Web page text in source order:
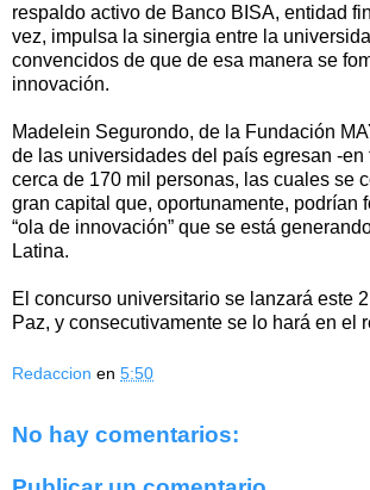
respaldo activo de Banco BISA, entidad
vez, impulsa la sinergia entre la
convencidos de que de esa manera se
innovación.
Madelein Segurondo, de la Fundación
de las universidades del país egresan -en
cerca de 170 mil personas, las cuales se
gran capital que, oportunamente, podrían
“ola de innovación” que se está
Latina.
El concurso universitario se lanzará este
Paz, y consecutivamente se lo hará en el
Redaccion en 5:50
No hay comentarios: